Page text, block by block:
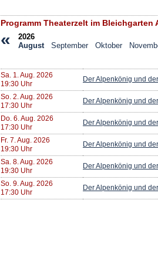
Programm Theaterzelt im Bleichgarten
«
2026
August
September Oktober
Sa. 1. Aug. 2026
19:30 Uhr
Der Alpenkönig und
So. 2. Aug. 2026
17:30 Uhr
Der Alpenkönig und
Do. 6. Aug. 2026
17:30 Uhr
Der Alpenkönig und
Fr. 7. Aug. 2026
19:30 Uhr
Der Alpenkönig und
Sa. 8. Aug. 2026
19:30 Uhr
Der Alpenkönig und
So. 9. Aug. 2026
17:30 Uhr
Der Alpenkönig und